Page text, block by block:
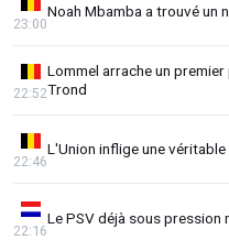
Noah Mbamba a trouvé un
23:00
Lommel arrache un
Trond
22:52
L'Union inflige une
22:46
Le PSV déjà sous pression
22:16